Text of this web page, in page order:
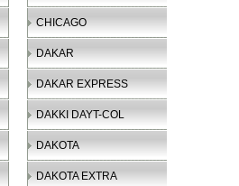
CHICAGO
DAKAR
DAKAR EXPRESS
DAKKI DAYT-COL
DAKOTA
DAKOTA EXTRA